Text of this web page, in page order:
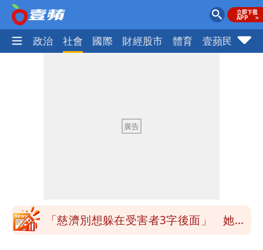
生活 政治 社會 國際 財經股市 體育 壹蘋民調
很多謹慎判斷當時未被理解
誇張！中國借颱風稱對台灣海峽交管 我
長變猙獰，否則就跟對手一樣
「慈濟別想躲在受害者3字後面」 她：